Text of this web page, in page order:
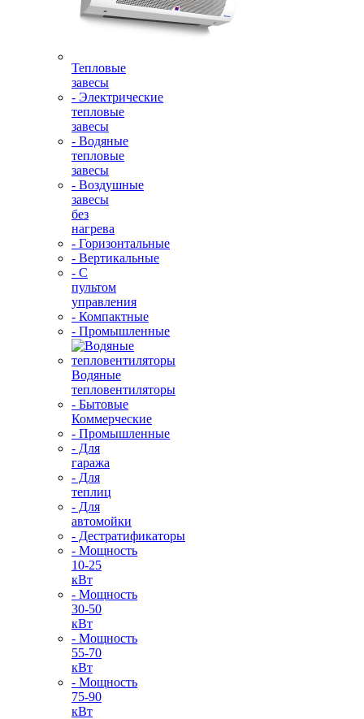
Тепловые
завесы
- Электрические
тепловые
завесы
- Водяные
тепловые
завесы
- Воздушные
завесы
без
нагрева
- Горизонтальные
- Вертикальные
- С
пультом
управления
- Компактные
- Промышленные
Водяные
тепловентиляторы
- Бытовые
Коммерческие
- Промышленные
- Для
гаража
- Для
теплиц
- Для
автомойки
- Дестратификаторы
- Мощность
10-25
кВт
- Мощность
30-50
кВт
- Мощность
55-70
кВт
- Мощность
75-90
кВт